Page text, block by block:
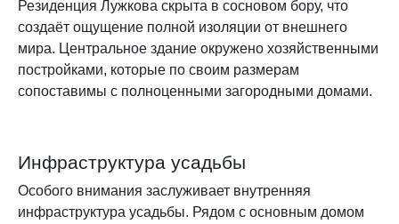
Резиденция Лужкова скрыта в сосновом бору, что
создаёт ощущение полной изоляции от внешнего
мира. Центральное здание окружено хозяйственными
постройками, которые по своим размерам
сопоставимы с полноценными загородными домами.
Инфраструктура усадьбы
Особого внимания заслуживает внутренняя
инфраструктура усадьбы. Рядом с основным домом